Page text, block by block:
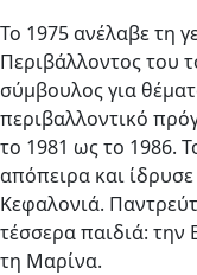
Το 1975 ανέλαβε τη
Περιβάλλοντος του
σύμβουλος για
περιβαλλοντικό
το 1981 ως το 1986.
απόπειρα και
Κεφαλονιά.
τέσσερα παιδιά: την
τη Μαρίνα.